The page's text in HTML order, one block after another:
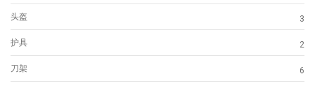
头盔 3
护具 2
刀架 6